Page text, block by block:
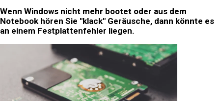
Wenn Windows nicht mehr bootet oder aus dem
Notebook hören Sie "klack" Geräusche, dann könnte es
an einem Festplattenfehler liegen.